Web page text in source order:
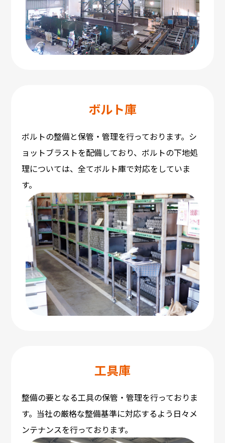
ボルト庫
ボルトの整備と保管・管理を行っております。シ
ョットブラストを配備しており、ボルトの下地処
理については、全てボルト庫で対応をしていま
す。
工具庫
整備の要となる工具の保管・管理を行っておりま
す。当社の厳格な整備基準に対応するよう日々メ
ンテナンスを行っております。